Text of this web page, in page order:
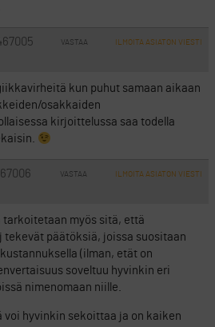
VASTAA ILMOITA ASIATON VIESTI
kun puhut samaan aikaan
osakkaiden
kirjoittelussa saa todella
VASTAA ILMOITA ASIATON VIESTI
tarkoitetaan myös sitä, että
päätöksiä, joissa suositaan
(ilman, etät on
soveltuu hyvinkin eri
nimenomaan niille.
voi hyvinkin sekoittaa ja on kaiken